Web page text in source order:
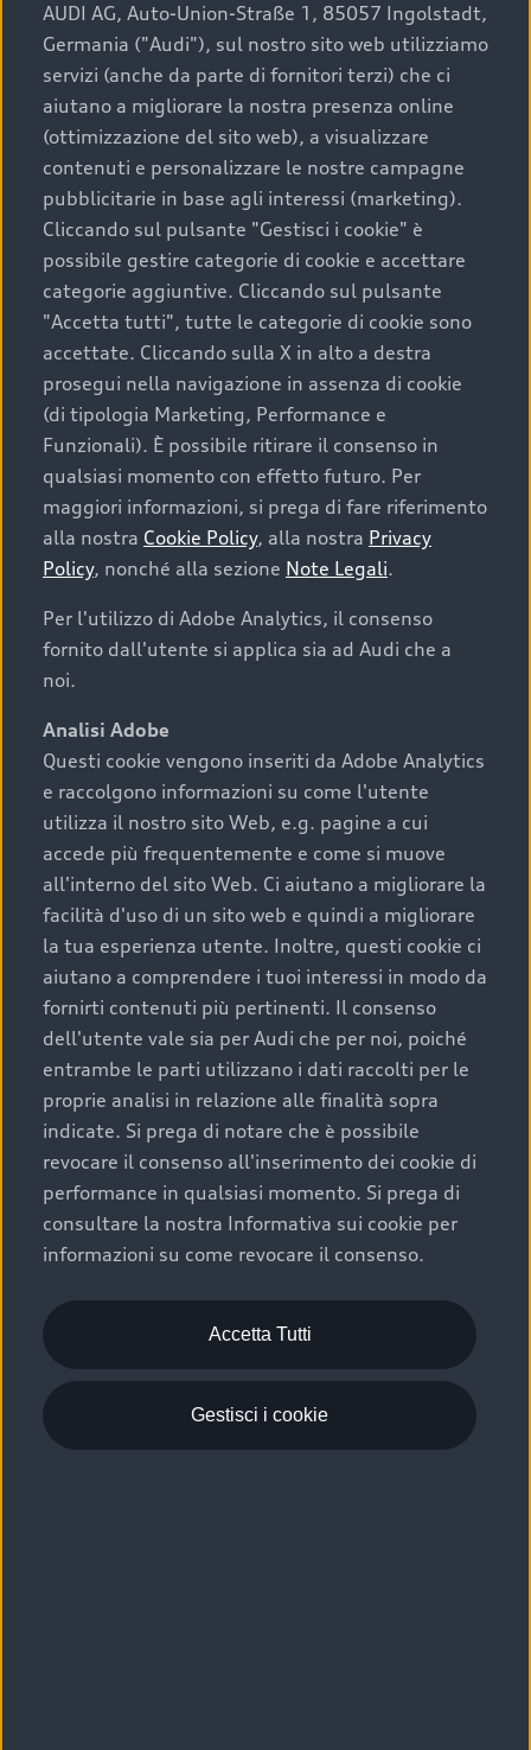
La qualità di acquistare
un’auto usata Audi
Scegliere un’auto usata è una decisione che coniuga
convenienza, affidabilità e sostenibilità. Per fare un
acquisto sicuro, è essenziale considerare aspetti
determinanti come la garanzia inclusa e l’affidabilità del
marchio. Audi offre l’auto usata perfetta tramite Audi
Prima Scelta :plus
Cosa sapere prima di
acquistare la tua prossima
auto
I requisiti fondamentali da considerare prima di
acquistare un’auto usata, oltre al prezzo e all'aspetto,
chilometraggio: un valore contenuto corrisponde a
uno stato migliore del veicolo e a una maggiore
durata nel tempo;
cronologia dei tagliandi: una documentazione
completa della vettura certifica una manutenzione
costante e accurata;
condizioni della carrozzeria e degli interni: una
buona conservazione evidenzia cura e attenzione del
precedente proprietario;
efficienza meccanica: motore, trasmissione e
componenti principali in ottimo stato garantiscono
prestazioni affidabili e sicure.
Acquistare un’auto usata in una Concessionaria ufficiale
Audi che offre l’usato garantito tramite Audi Prima
Scelta :plus, significa affidarsi ad un prodotto che viene
sottoposto a 110 controlli approfonditi e coperto da
garanzia fino a 4 anni per una maggiore tutela del tuo
acquisto.
AUDI AG, Auto-Union-Straße 1, 85057 Ingolstadt,
Germania ("Audi"), sul nostro sito web utilizziamo
servizi (anche da parte di fornitori terzi) che ci
aiutano a migliorare la nostra presenza online
(ottimizzazione del sito web), a visualizzare
contenuti e personalizzare le nostre campagne
pubblicitarie in base agli interessi (marketing).
Cliccando sul pulsante "Gestisci i cookie" è
possibile gestire categorie di cookie e accettare
categorie aggiuntive. Cliccando sul pulsante
"Accetta tutti", tutte le categorie di cookie sono
accettate. Cliccando sulla X in alto a destra
prosegui nella navigazione in assenza di cookie
(di tipologia Marketing, Performance e
Funzionali). È possibile ritirare il consenso in
qualsiasi momento con effetto futuro. Per
maggiori informazioni, si prega di fare riferimento
alla nostra Cookie Policy, alla nostra Privacy
Policy, nonché alla sezione Note Legali.
Per l'utilizzo di Adobe Analytics, il consenso
fornito dall'utente si applica sia ad Audi che a
noi.
Analisi Adobe
Questi cookie vengono inseriti da Adobe Analytics
e raccolgono informazioni su come l'utente
utilizza il nostro sito Web, e.g. pagine a cui
accede più frequentemente e come si muove
all'interno del sito Web. Ci aiutano a migliorare la
facilità d'uso di un sito web e quindi a migliorare
la tua esperienza utente. Inoltre, questi cookie ci
aiutano a comprendere i tuoi interessi in modo da
fornirti contenuti più pertinenti. Il consenso
dell'utente vale sia per Audi che per noi, poiché
entrambe le parti utilizzano i dati raccolti per le
proprie analisi in relazione alle finalità sopra
indicate. Si prega di notare che è possibile
revocare il consenso all'inserimento dei cookie di
performance in qualsiasi momento. Si prega di
consultare la nostra Informativa sui cookie per
informazioni su come revocare il consenso.
Accetta Tutti
Gestisci i cookie